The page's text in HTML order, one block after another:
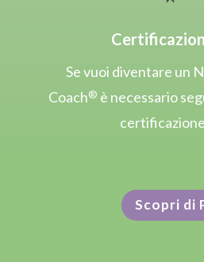
Se vuoi diventare un
Coach® è necessario
Scopri di